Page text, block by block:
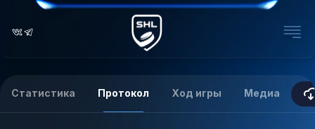
Статистика Протокол Ход игры Медиа